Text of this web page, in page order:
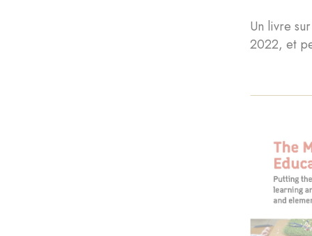
Un livre
2022, et